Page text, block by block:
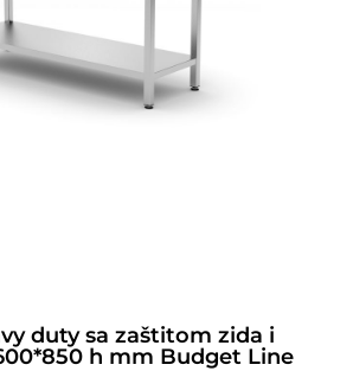
duty sa zaštitom zida i
h mm Budget Line